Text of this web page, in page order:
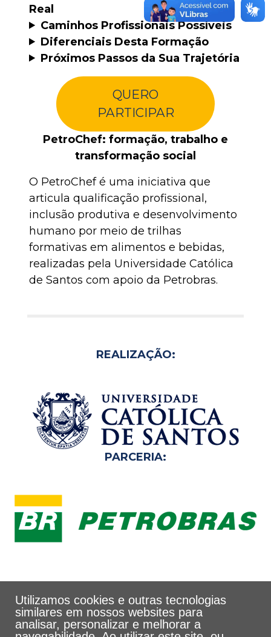
Real
Caminhos Profissionais Possíveis
Diferenciais Desta Formação
Próximos Passos da Sua Trajetória
QUERO
PARTICIPAR
PetroChef: formação, trabalho e
transformação social
O PetroChef é uma iniciativa que
articula qualificação profissional,
inclusão produtiva e desenvolvimento
humano por meio de trilhas
formativas em alimentos e bebidas,
realizadas pela Universidade Católica
de Santos com apoio da Petrobras.
REALIZAÇÃO:
PARCERIA:
Utilizamos cookies e outras tecnologias
similares em nossos websites para
analisar, personalizar e melhorar a